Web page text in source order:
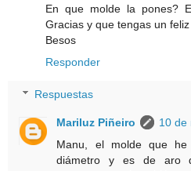
En que molde la pones?
Gracias y que tengas un
Besos
Responder
Respuestas
Mariluz Piñeiro
10 de
Manu, el molde que
diámetro y es de aro